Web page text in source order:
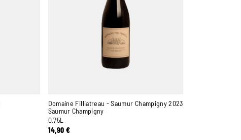
Domaine Filliatreau - Saumur Champigny 2023
Saumur Champigny
0,75L
14,90 €